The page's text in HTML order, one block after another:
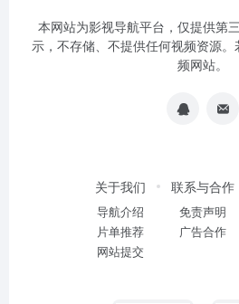
本网站为影视导航平台，仅提供第
示，不存储、不提供任何视频资源
频网站。
关于我们
导航介绍
片单推荐
网站提交
联系与合作
免责声明
广告合作